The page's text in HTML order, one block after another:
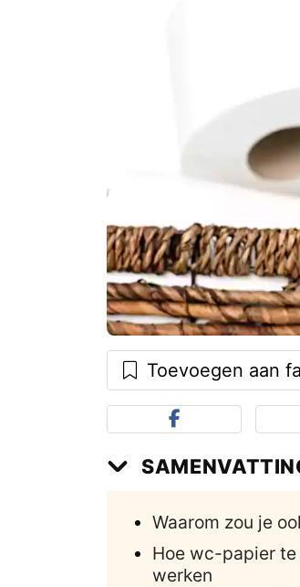
Toevoegen aan
Waarom zou je
Hoe wc-papier
werken